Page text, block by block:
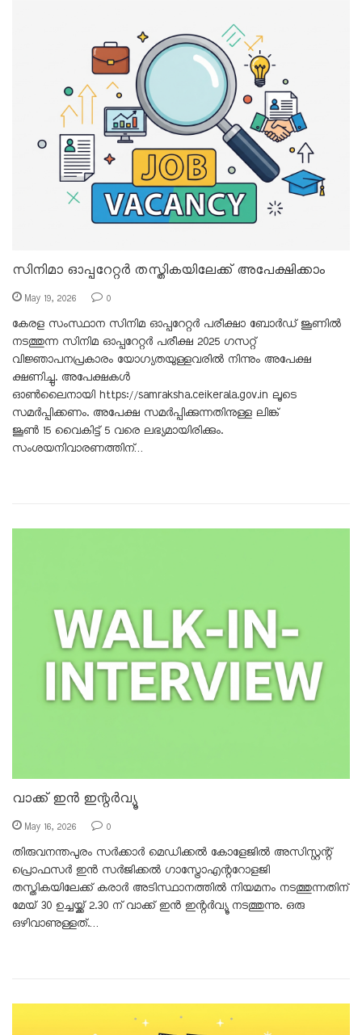
സിനിമാ ഓപ്പറേറ്റർ തസ്തികയിലേക്ക് അപേക്ഷിക്കാം
May 19, 2026 0
കേരള സംസ്ഥാന സിനിമ ഓപ്പറേറ്റർ പരീക്ഷാ ബോർഡ് ജൂണിൽ
നടത്തുന്ന സിനിമ ഓപ്പറേറ്റർ പരീക്ഷ 2025 ഗസറ്റ്
വിജ്ഞാപനപ്രകാരം യോഗ്യതയുള്ളവരിൽ നിന്നും അപേക്ഷ
ക്ഷണിച്ചു. അപേക്ഷകൾ
ഓൺലൈനായി https://samraksha.ceikerala.gov.in ലൂടെ
സമർപ്പിക്കണം. അപേക്ഷ സമർപ്പിക്കുന്നതിനുള്ള ലിങ്ക്
ജൂൺ 15 വൈകിട്ട് 5 വരെ ലഭ്യമായിരിക്കും.
സംശയനിവാരണത്തിന്…
വാക്ക് ഇൻ ഇന്റർവ്യൂ
May 16, 2026 0
തിരുവനന്തപുരം സർക്കാർ മെഡിക്കൽ കോളേജിൽ അസിസ്റ്റന്റ്
പ്രൊഫസർ ഇൻ സർജിക്കൽ ഗാസ്ട്രോഎന്ററോളജി
തസ്തികയിലേക്ക് കരാർ അടിസ്ഥാനത്തിൽ നിയമനം നടത്തുന്നതിന്
മേയ് 30 ഉച്ചയ്ക്ക് 2.30 ന് വാക്ക് ഇൻ ഇന്റർവ്യൂ നടത്തുന്നു. ഒരു
ഒഴിവാണുള്ളത്.…